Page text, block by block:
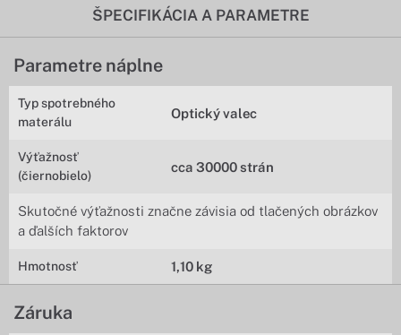
ŠPECIFIKÁCIA A PARAMETRE
Parametre náplne
Typ spotrebného
materálu
Optický valec
Výťažnosť
(čiernobielo)
cca 30000 strán
Skutočné výťažnosti značne závisia od tlačených obrázkov
a ďalších faktorov
Hmotnosť 1,10 kg
Záruka